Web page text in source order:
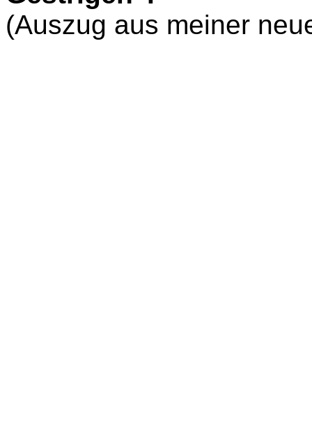
(Auszug aus meiner